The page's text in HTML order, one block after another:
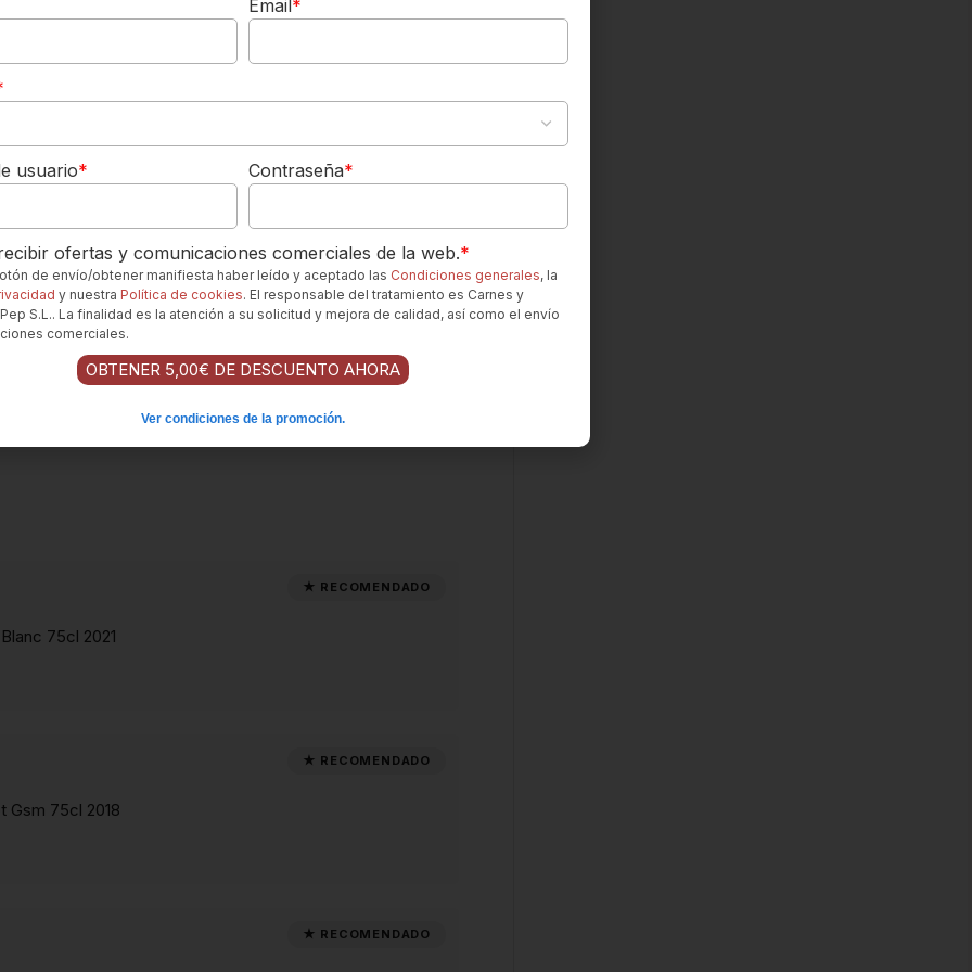
del plato se integran bien con el perfil frutal y suave del vino.
los sabores frutales del vino y la carne.
La suavidad del vino armoniza con la cremosidad de los
Merlot?
óptima es crucial para que el vino exprese plenamente
experiencia gustativa redonda y placentera.
tipo Burdeos, es ideal. Su diseño permite una adecuada
para una cena informal con amigos, una comida familiar o
y agradable.
75cl 2021
Gsm 75cl 2018
Email*
usuario* Contraseña*
ofertas y comunicaciones comerciales de la web.*
de envío/obtener manifiesta haber leído y aceptado las Condiciones generales, la
y nuestra Política de cookies. El responsable del tratamiento es Carnes y
S.L.. La finalidad es la atención a su solicitud y mejora de calidad, así como el envío
comerciales.
OBTENER 5,00€ DE DESCUENTO AHORA
Ver condiciones de la promoción.